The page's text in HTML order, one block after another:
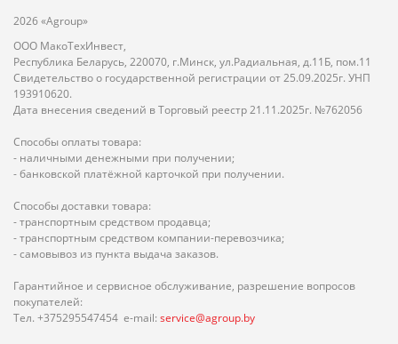
2026 «Agroup»
ООО МакоТехИнвест,
Республика Беларусь, 220070, г.Минск, ул.Радиальная, д.11Б, пом.11
Свидетельство о государственной регистрации от 25.09.2025г. УНП
193910620.
Дата внесения сведений в Торговый реестр 21.11.2025г. №762056
Способы оплаты товара:
- наличными денежными при получении;
- банковской платёжной карточкой при получении.
Способы доставки товара:
- транспортным средством продавца;
- транспортным средством компании-перевозчика;
- самовывоз из пункта выдача заказов.
Гарантийное и сервисное обслуживание, разрешение вопросов
покупателей:
Тел. +375295547454 e-mail: service@agroup.by